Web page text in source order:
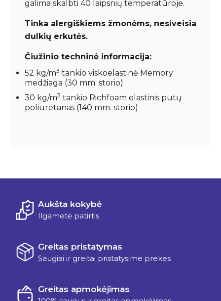
galima skalbti 40 laipsnių temperatūroje.
Tinka alergiškiems žmonėms, nesiveisia
dulkių erkutės.
Čiužinio techninė informacija:
52 kg/m3 tankio viskoelastinė Memory
medžiaga (30 mm. storio)
30 kg/m3 tankio Richfoam elastinis putų
poliuretanas (140 mm. storio)
Aukšta kokybė
Ilgametė patirtis
Greitas pristatymas
Saugiai ir greitai pristatysime prekes
Greitas apmokėjimas